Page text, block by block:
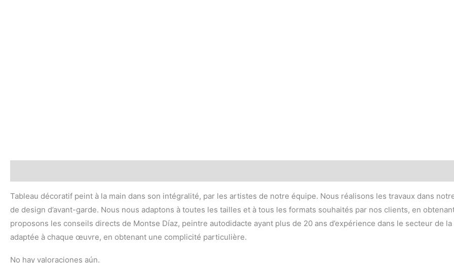
Tableau décoratif peint à la main dans son intégralité, par les artistes de notre équipe. Nous réalisons les travaux dans
de design d’avant-garde. Nous nous adaptons à toutes les tailles et à tous les formats souhaités par nos clients, en
proposons les conseils directs de Montse Díaz, peintre autodidacte ayant plus de 20 ans d’expérience dans le secteur de
adaptée à chaque œuvre, en obtenant une complicité particulière.
No hay valoraciones aún.